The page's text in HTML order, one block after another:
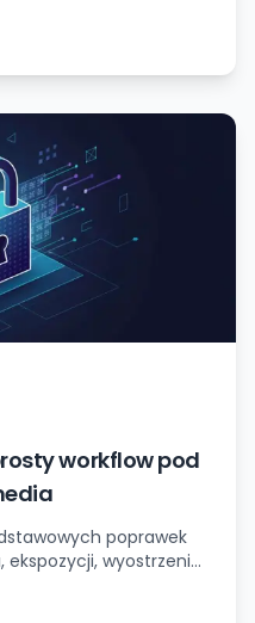
witryna jest
zawsze działała bez
te […]
workflow pod
poprawek
wyostrzenia,
workflow bez